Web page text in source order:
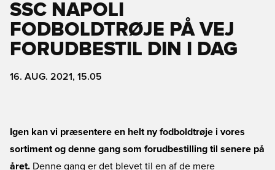
SSC NAPOLI
FODBOLDTRØJE PÅ VEJ 
FORUDBESTIL DIN I DAG
16. AUG. 2021, 15.05
Igen kan vi præsentere en helt ny fodboldtrøje i vores
sortiment og denne gang som forudbestilling til senere på
året. Denne gang er det blevet til en af de mere